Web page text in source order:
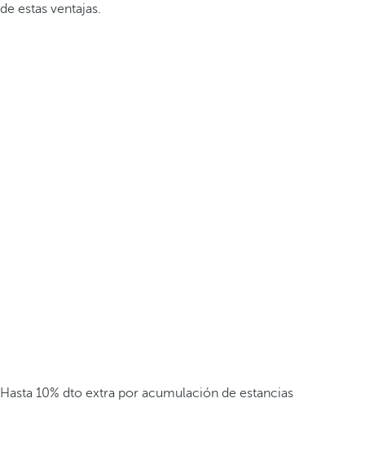
de estas ventajas.
Hasta 10% dto extra por acumulación de estancias